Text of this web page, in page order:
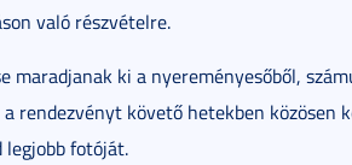
való részvételre.
maradjanak ki a nyereményesőből,
rendezvényt követő hetekben közösen
legjobb fotóját.